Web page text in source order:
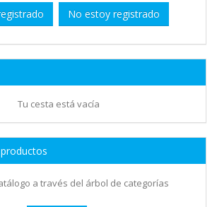
No estoy registrado
Tu cesta está vacía
a través del árbol de categorías